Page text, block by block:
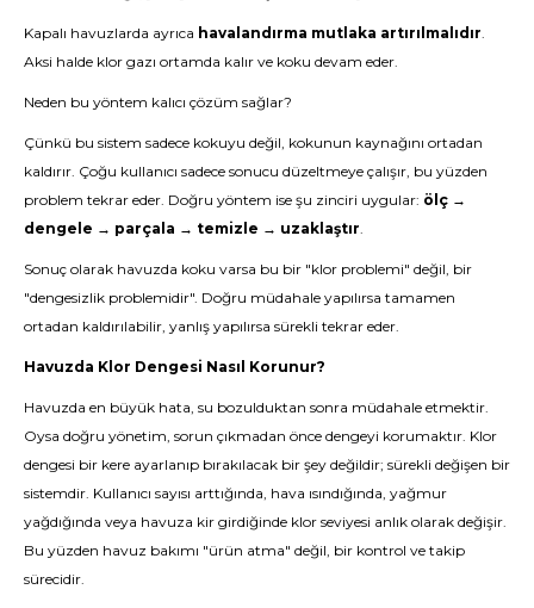
Kapalı havuzlarda ayrıca havalandırma mutlaka artırılmalıdır.
Aksi halde klor gazı ortamda kalır ve koku devam eder.
Neden bu yöntem kalıcı çözüm sağlar?
Çünkü bu sistem sadece kokuyu değil, kokunun kaynağını ortadan
kaldırır. Çoğu kullanıcı sadece sonucu düzeltmeye çalışır, bu yüzden
problem tekrar eder. Doğru yöntem ise şu zinciri uygular: ölç →
dengele → parçala → temizle → uzaklaştır.
Sonuç olarak havuzda koku varsa bu bir "klor problemi" değil, bir
"dengesizlik problemidir". Doğru müdahale yapılırsa tamamen
ortadan kaldırılabilir, yanlış yapılırsa sürekli tekrar eder.
Havuzda Klor Dengesi Nasıl Korunur?
Havuzda en büyük hata, su bozulduktan sonra müdahale etmektir.
Oysa doğru yönetim, sorun çıkmadan önce dengeyi korumaktır. Klor
dengesi bir kere ayarlanıp bırakılacak bir şey değildir; sürekli değişen bir
sistemdir. Kullanıcı sayısı arttığında, hava ısındığında, yağmur
yağdığında veya havuza kir girdiğinde klor seviyesi anlık olarak değişir.
Bu yüzden havuz bakımı "ürün atma" değil, bir kontrol ve takip
sürecidir.